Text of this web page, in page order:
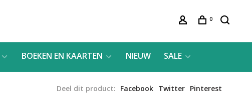
0
BOEKEN EN KAARTEN NIEUW SALE
Deel dit product: Facebook Twitter Pinterest